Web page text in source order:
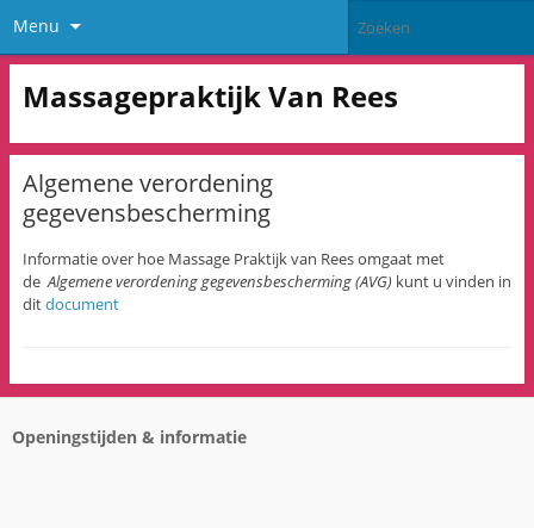
Menu
Massagepraktijk Van Rees
Algemene verordening
gegevensbescherming
Informatie over hoe Massage Praktijk van Rees omgaat met
deAlgemene verordening gegevensbescherming (AVG) kunt u vinden in
ditdocument
Openingstijden & informatie